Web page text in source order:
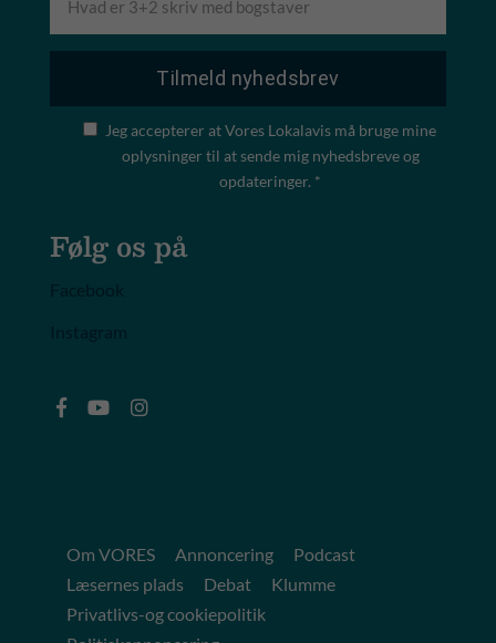
Jeg accepterer at Vores Lokalavis må bruge mine
oplysninger til at sende mig nyhedsbreve og
opdateringer. *
Følg os på
Om VORES Annoncering
Podcast
Læsernes plads
Debat
Klumme
Privatlivs-og cookiepolitik